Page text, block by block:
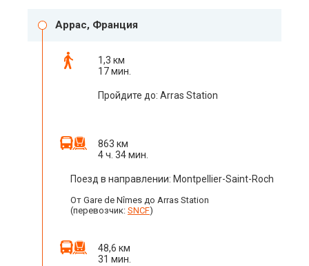
Аррас, Франция
1,3 км
17 мин.
Пройдите до: Arras Station
863 км
4 ч. 34 мин.
Поезд в направлении: Montpellier-Saint-Roch
От Gare de Nîmes до Arras Station
(перевозчик: SNCF)
48,6 км
31 мин.